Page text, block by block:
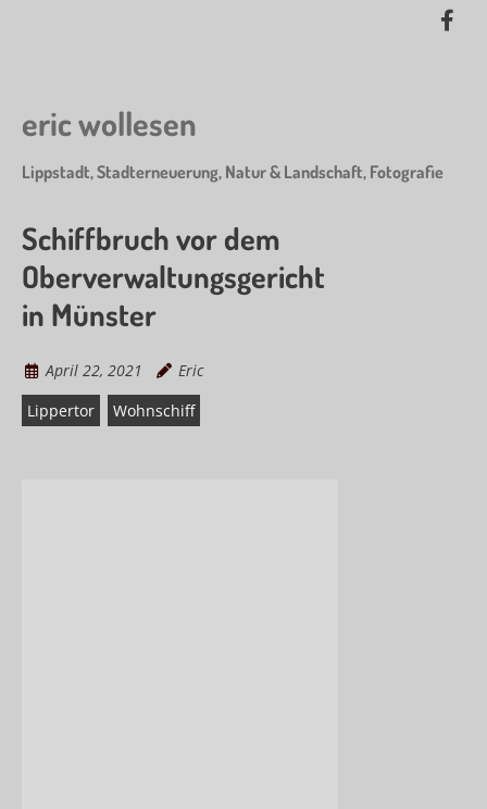
eric wollesen
Lippstadt, Stadterneuerung, Natur & Landschaft, Fotografie
Schiffbruch vor dem
Oberverwaltungsgericht
in Münster
April 22, 2021
Eric
Lippertor
Wohnschiff